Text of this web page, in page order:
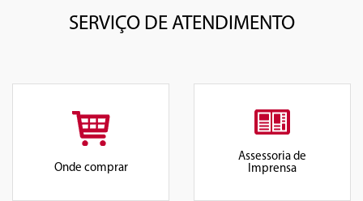
SERVIÇO DE ATENDIMENTO
Onde comprar
Assessoria de
Imprensa